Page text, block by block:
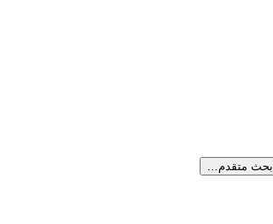
بحث متقدم…